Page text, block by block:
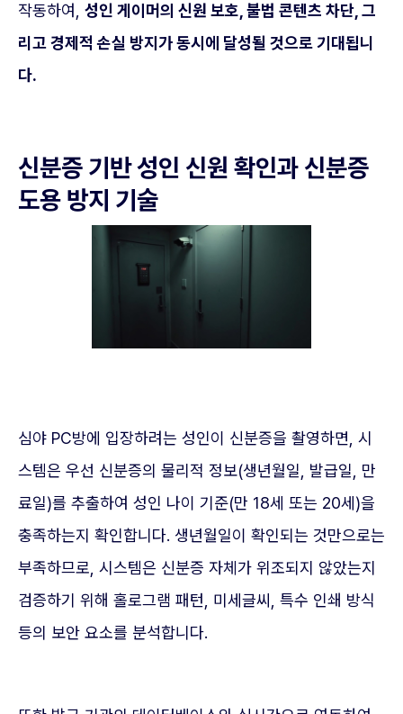
작동하여, 성인 게이머의 신원 보호, 불법 콘텐츠 차단, 그
리고 경제적 손실 방지가 동시에 달성될 것으로 기대됩니
다.
신분증 기반 성인 신원 확인과 신분증
도용 방지 기술
심야 PC방에 입장하려는 성인이 신분증을 촬영하면, 시
스템은 우선 신분증의 물리적 정보(생년월일, 발급일, 만
료일)를 추출하여 성인 나이 기준(만 18세 또는 20세)을
충족하는지 확인합니다. 생년월일이 확인되는 것만으로는
부족하므로, 시스템은 신분증 자체가 위조되지 않았는지
검증하기 위해 홀로그램 패턴, 미세글씨, 특수 인쇄 방식
등의 보안 요소를 분석합니다.